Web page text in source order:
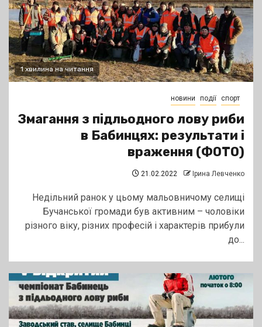
1 хвилина на читання
новини події спорт
Змагання з підльодного лову риби
в Бабинцях: результати і
враження (ФОТО)
21.02.2022 Ірина Левченко
Недільний ранок у цьому мальовничому селищі
Бучанської громади був активним – чоловіки
різного віку, різних професій і характерів прибули
до...